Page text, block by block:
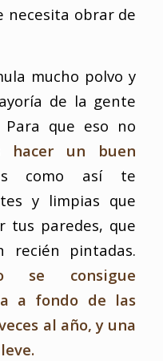
necesita obrar de
mucho polvo y
de la gente
que eso no
hacer un buen
como así te
y limpias que
tus paredes, que
recién pintadas.
se consigue
a fondo de las
al año, y una